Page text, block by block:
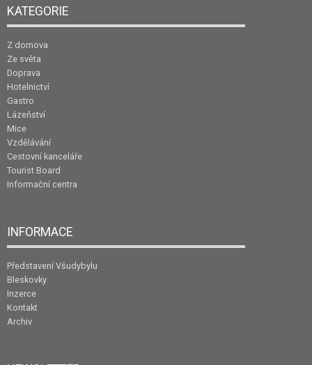
KATEGORIE
Z domova
Ze světa
Doprava
Hotelnictví
Gastro
Lázeňství
Mice
Vzdělávání
Cestovní kanceláře
Tourist Board
Informační centra
INFORMACE
Představení Všudybylu
Bleskovky
Inzerce
Kontakt
Archiv